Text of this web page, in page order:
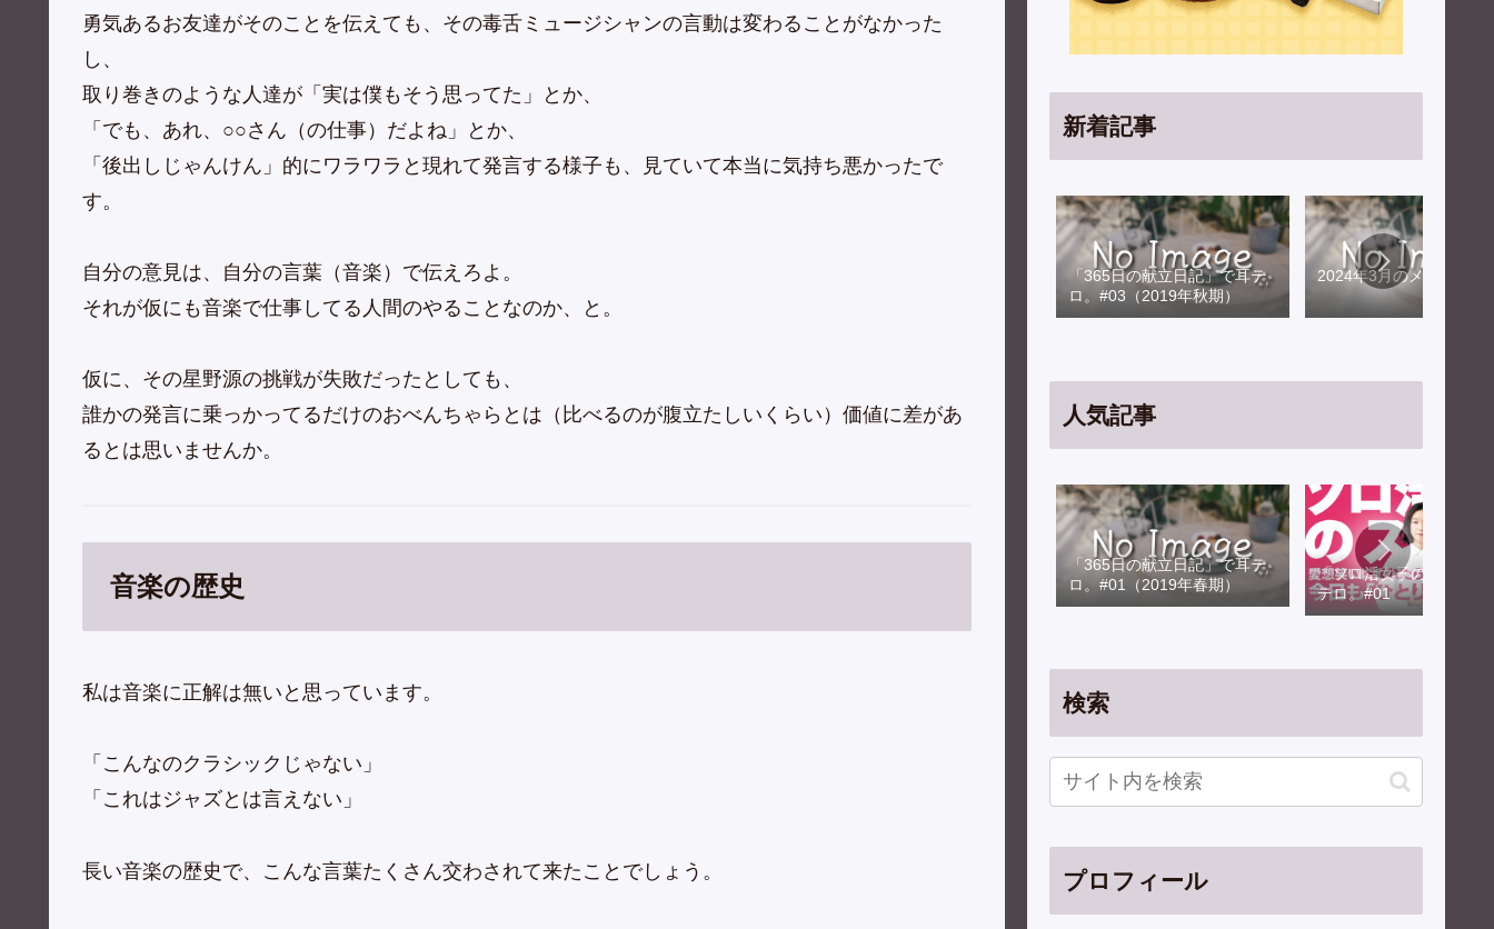
勇気あるお友達がそのことを伝えても、その毒舌ミュージシャンの言動は変わることがなかった
し、
取り巻きのような人達が「実は僕もそう思ってた」とか、
「でも、あれ、○○さん（の仕事）だよね」とか、
「後出しじゃんけん」的にワラワラと現れて発言する様子も、見ていて本当に気持ち悪かったで
す。
自分の意見は、自分の言葉（音楽）で伝えろよ。
それが仮にも音楽で仕事してる人間のやることなのか、と。
仮に、その星野源の挑戦が失敗だったとしても、
誰かの発言に乗っかってるだけのおべんちゃらとは（比べるのが腹立たしいくらい）価値に差があ
るとは思いませんか。
音楽の歴史
私は音楽に正解は無いと思っています。
「こんなのクラシックじゃない」
「これはジャズとは言えない」
長い音楽の歴史で、こんな言葉たくさん交わされて来たことでしょう。
新着記事
「365日の献立日記」で耳テ
ロ。#03（2019年秋期）
2024年3月のメンテナン
人気記事
「365日の献立日記」で耳テ
ロ。#01（2019年春期）
「ソロ活女子のススメ」
テロ。#01
検索
プロフィール